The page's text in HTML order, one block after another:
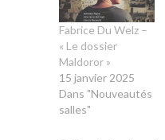
Fabrice Du Welz –
« Le dossier
Maldoror »
15 janvier 2025
Dans "Nouveautés
salles"